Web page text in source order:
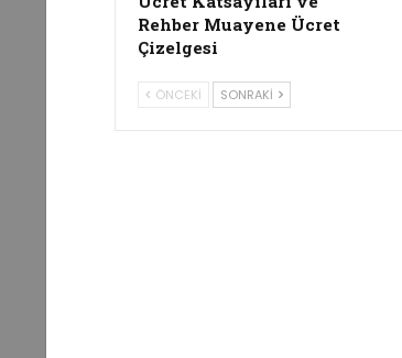
Rehber Muayene Ücret
Çizelgesi
ÖNCEKI SONRAKI